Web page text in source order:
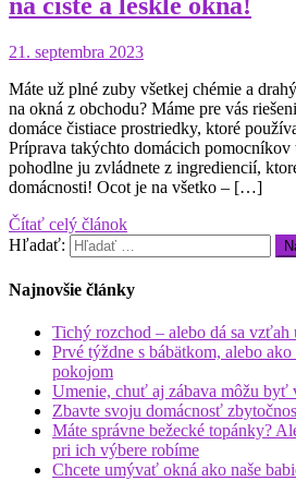
21. septembra 2023
Máte už plné zuby všetkej chémie a
na okná z obchodu? Máme pre vás
domáce čistiace prostriedky, ktoré
Príprava takýchto domácich pomocníkov
pohodlne ju zvládnete z ingrediencií,
domácnosti! Ocot je na všetko – […]
Čítať celý článok
Hľadať:
Najnovšie články
Tichý rozchod – alebo dá sa
Prvé týždne s bábätkom, alebo
pokojom
Umenie, chuť aj zábava môžu byť
Zbavte svoju domácnosť
Máte správne bežecké topánky?
pri ich výbere robíme
Chcete umývať okná ako naše